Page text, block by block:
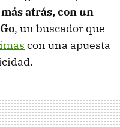
atrás, con un
, un buscador que
con una apuesta